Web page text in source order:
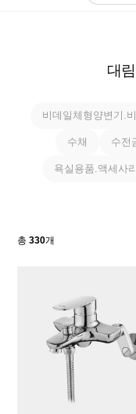
대
비데일체형양변기.비
수채 수전
욕실용품.액세사리
총330개